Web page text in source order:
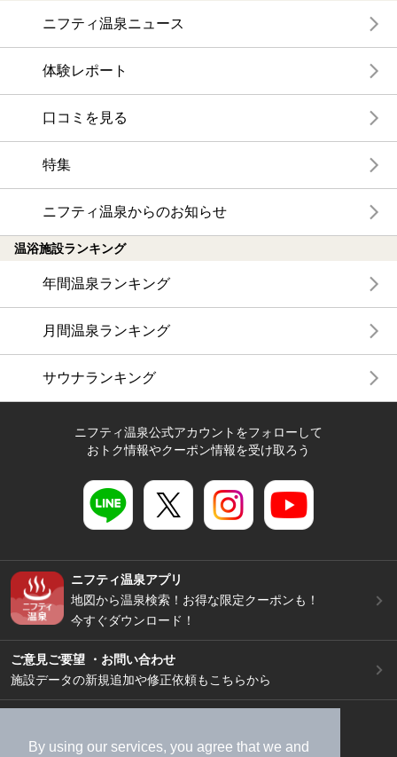
By using our services, you agree that we and
ニフティ温泉ニュース
体験レポート
口コミを見る
特集
ニフティ温泉からのお知らせ
温浴施設ランキング
年間温泉ランキング
月間温泉ランキング
サウナランキング
ニフティ温泉公式アカウントをフォローして
おトク情報やクーポン情報を受け取ろう
ニフティ温泉アプリ
地図から温泉検索！お得な限定クーポンも！
今すぐダウンロード！
ご意見ご要望 ・お問い合わせ
施設データの新規追加や修正依頼もこちらから
加盟店募集（資料請求）
広告出稿のご案内